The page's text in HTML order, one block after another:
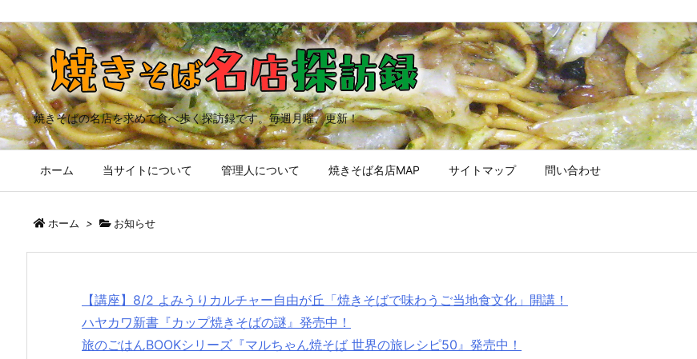
焼きそばの名店を求めて食べ歩く探訪録です。毎週月曜、更新！
ホーム 当サイトについて 管理人について 焼きそば名店MAP サイトマップ 問い合わせ
ホーム > お知らせ
【講座】8/2 よみうりカルチャー自由が丘「焼きそばで味わうご当地食文化」開講！
ハヤカワ新書『カップ焼きそばの謎』発売中！
旅のごはんBOOKシリーズ『マルちゃん焼そば 世界の旅レシピ50』発売中！